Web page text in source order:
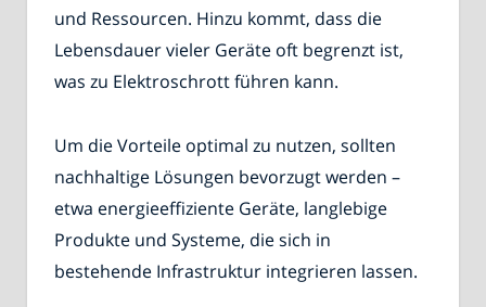
und Ressourcen. Hinzu kommt, dass die
Lebensdauer vieler Geräte oft begrenzt ist,
was zu Elektroschrott führen kann.
Um die Vorteile optimal zu nutzen, sollten
nachhaltige Lösungen bevorzugt werden –
etwa energieeffiziente Geräte, langlebige
Produkte und Systeme, die sich in
bestehende Infrastruktur integrieren lassen.